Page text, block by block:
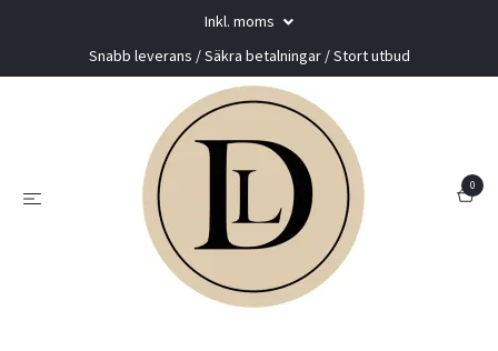
Inkl. moms
Snabb leverans / Säkra betalningar / Stort utbud
0